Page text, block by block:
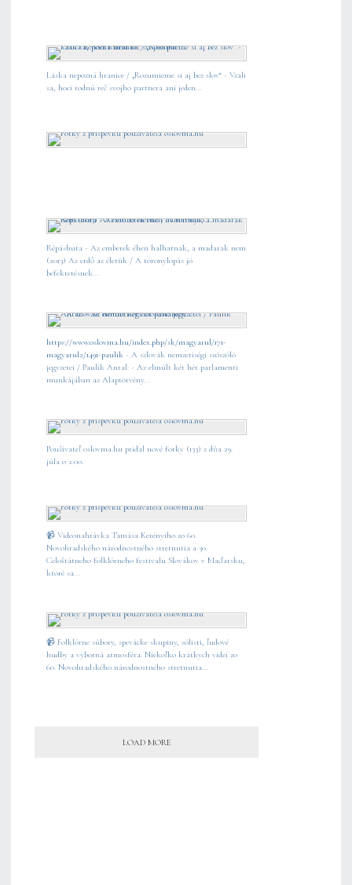
Láska nepozná hranice / „Rozumieme si aj bez slov“ - Vzali
sa, hoci rodnú reč svojho partnera ani jeden...
Répáshuta - Az emberek éhen halhatnak, a madarak nem
(2013) Az erdő az életük / A toronylopás jó
befektetésnek...
https://www.oslovma.hu/index.php/sk/magyarul/171-
magyarul2/1491-paulik - A szlovák nemzetiségi szószóló
jegyzetei / Paulik Antal: - Az elmúlt két hét parlamenti
munkájában az Alaptörvény...
Používateľ oslovma.hu pridal nové fotky (133) z dňa 29.
júla o 2:00.
📹 Videonahrávka Tamása Kerényiho zo 60.
Novohradského národnostného stretnutia a 30.
Celoštátneho folklórneho festivalu Slovákov v Maďarsku,
ktoré sa...
📹 Folklórne súbory, spevácke skupiny, sólisti, ľudové
hudby a výborná atmosféra. Niekoľko krátkych videí zo
60. Novohradského národnostného stretnutia...
LOAD MORE